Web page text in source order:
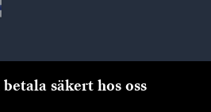
säkert hos oss